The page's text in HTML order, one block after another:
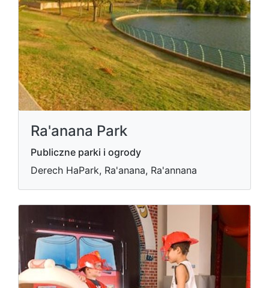
Ra'anana Park
Publiczne parki i ogrody
Derech HaPark, Ra'anana, Ra'annana